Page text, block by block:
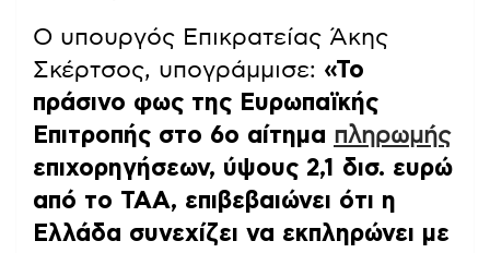
Ο υπουργός Επικρατείας Άκης
Σκέρτσος, υπογράμμισε: «Το
πράσινο φως της Ευρωπαϊκής
Επιτροπής στο 6ο αίτημα πληρωμής
επιχορηγήσεων, ύψους 2,1 δισ. ευρώ
από το ΤΑΑ, επιβεβαιώνει ότι η
Ελλάδα συνεχίζει να εκπληρώνει με